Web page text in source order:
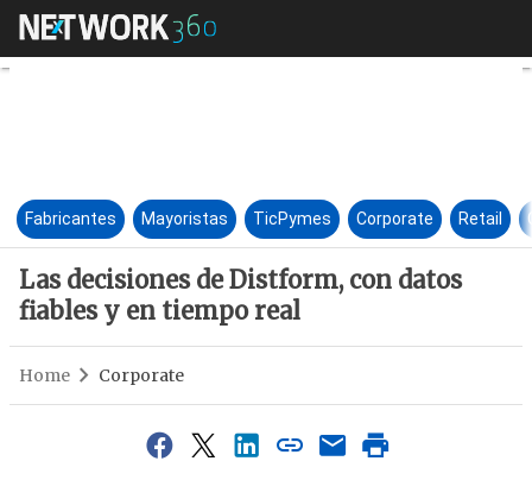
Las decisiones de Distform,
Fabricantes Mayoristas TicPymes Corporate Retail
Las decisiones de Distform, con datos
fiables y en tiempo real
Home Corporate